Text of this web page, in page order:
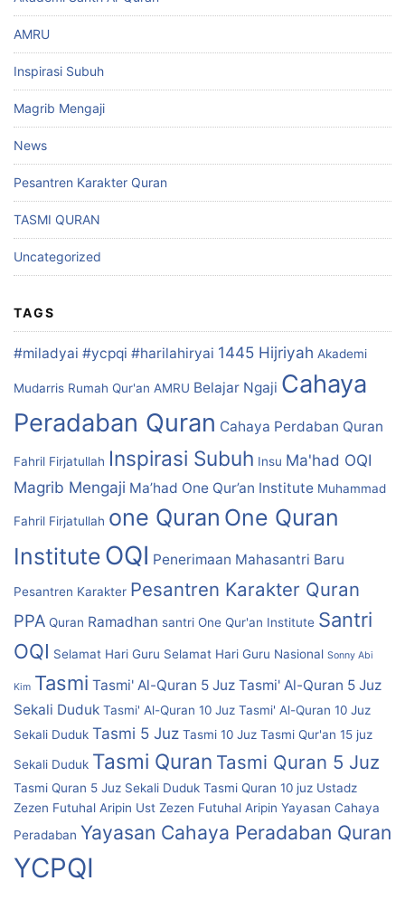
AMRU
Inspirasi Subuh
Magrib Mengaji
News
Pesantren Karakter Quran
TASMI QURAN
Uncategorized
TAGS
#miladyai #ycpqi #harilahiryai 1445 Hijriyah Akademi
Mudarris Rumah Qur'an AMRU Belajar Ngaji Cahaya
Peradaban Quran Cahaya Perdaban Quran
Fahril Firjatullah Inspirasi Subuh Insu Ma'had OQI
Magrib Mengaji Ma’had One Qur’an Institute Muhammad
Fahril Firjatullah one Quran One Quran
Institute OQI Penerimaan Mahasantri Baru
Pesantren Karakter Pesantren Karakter Quran
PPA Quran Ramadhan santri One Qur'an Institute Santri
OQI Selamat Hari Guru Selamat Hari Guru Nasional Sonny Abi
Kim Tasmi Tasmi' Al-Quran 5 Juz Tasmi' Al-Quran 5 Juz
Sekali Duduk Tasmi' Al-Quran 10 Juz Tasmi' Al-Quran 10 Juz
Sekali Duduk Tasmi 5 Juz Tasmi 10 Juz Tasmi Qur'an 15 juz
Sekali Duduk Tasmi Quran Tasmi Quran 5 Juz
Tasmi Quran 5 Juz Sekali Duduk Tasmi Quran 10 juz Ustadz
Zezen Futuhal Aripin Ust Zezen Futuhal Aripin Yayasan Cahaya
Peradaban Yayasan Cahaya Peradaban Quran
YCPQI